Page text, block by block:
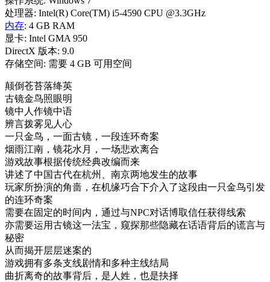
处理器: Intel(R) Core(TM) i5-4590 CPU @3.3GHz
内存: 4 GB RAM
显卡: Intel GMA 950
DirectX 版本: 9.0
存储空间: 需要 4 GB 可用空间
颠倒苍苔落绛英
古镜金鸟照眼明
镜中人作镜中语
辨言拨雾见人心
一只金鸟，一面古镜，一段连环奇案
烟雨江南，镜花水月，一场悲欢离合
游戏故事根据传统经典改编而来
讲述了中国古代在杭州、南京两地发生的故事
玩家所扮演的角啬，在机缘巧合下介入了这段由一只金鸟引发
的连环奇案
需要在固定的时间内，通过与NPC对话博取信任获得线索
亦需要运用古镜这一法宝，窥探那些隐藏在话语背后的谎言与
秘密
从而揭开层层迷案的
游戏拥有多条支线剧情和多种主线结局
曲折离奇的故事背后，是人姓，也是抉择